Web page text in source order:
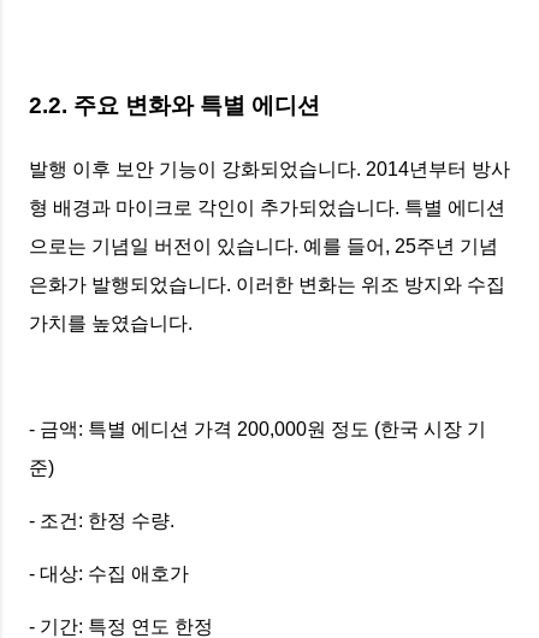
2.2. 주요 변화와 특별 에디션
발행 이후 보안 기능이 강화되었습니다. 2014년부터 방사
형 배경과 마이크로 각인이 추가되었습니다. 특별 에디션
으로는 기념일 버전이 있습니다. 예를 들어, 25주년 기념
은화가 발행되었습니다. 이러한 변화는 위조 방지와 수집
가치를 높였습니다.
- 금액: 특별 에디션 가격 200,000원 정도 (한국 시장 기
준)
- 조건: 한정 수량.
- 대상: 수집 애호가
- 기간: 특정 연도 한정